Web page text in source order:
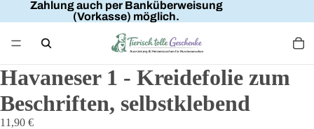
Zahlung auch per Banküberweisung
(Vorkasse) möglich.
Havaneser 1 - Kreidefolie zum
Beschriften, selbstklebend
11,90 €